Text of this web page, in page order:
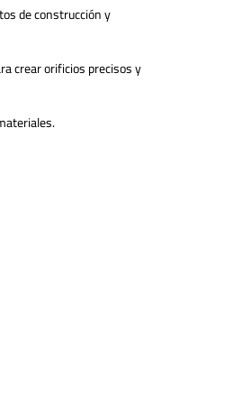
de construcción y
crear orificios precisos y